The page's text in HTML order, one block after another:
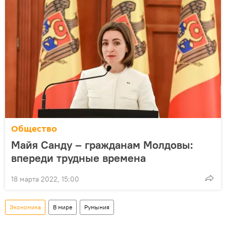
Общество
Майя Санду – гражданам Молдовы:
впереди трудные времена
18 марта 2022, 15:00
Экономика В мире Румыния